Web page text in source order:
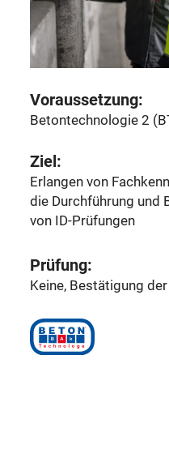
Voraussetzung:
Betontechnologie 2
Ziel:
Erlangen von
die Durchführung und
von ID-Prüfungen
Prüfung:
Keine, Bestätigung